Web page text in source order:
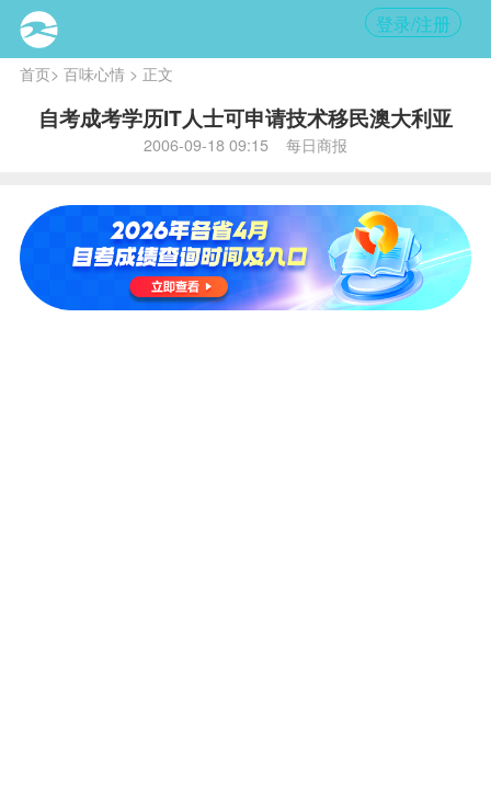
登录/注册
首页> 百味心情> 正文
自考成考学历IT人士可申请技术移民澳大利亚
2006-09-18 09:15 每日商报
内容
提要:
移民澳
洲的基